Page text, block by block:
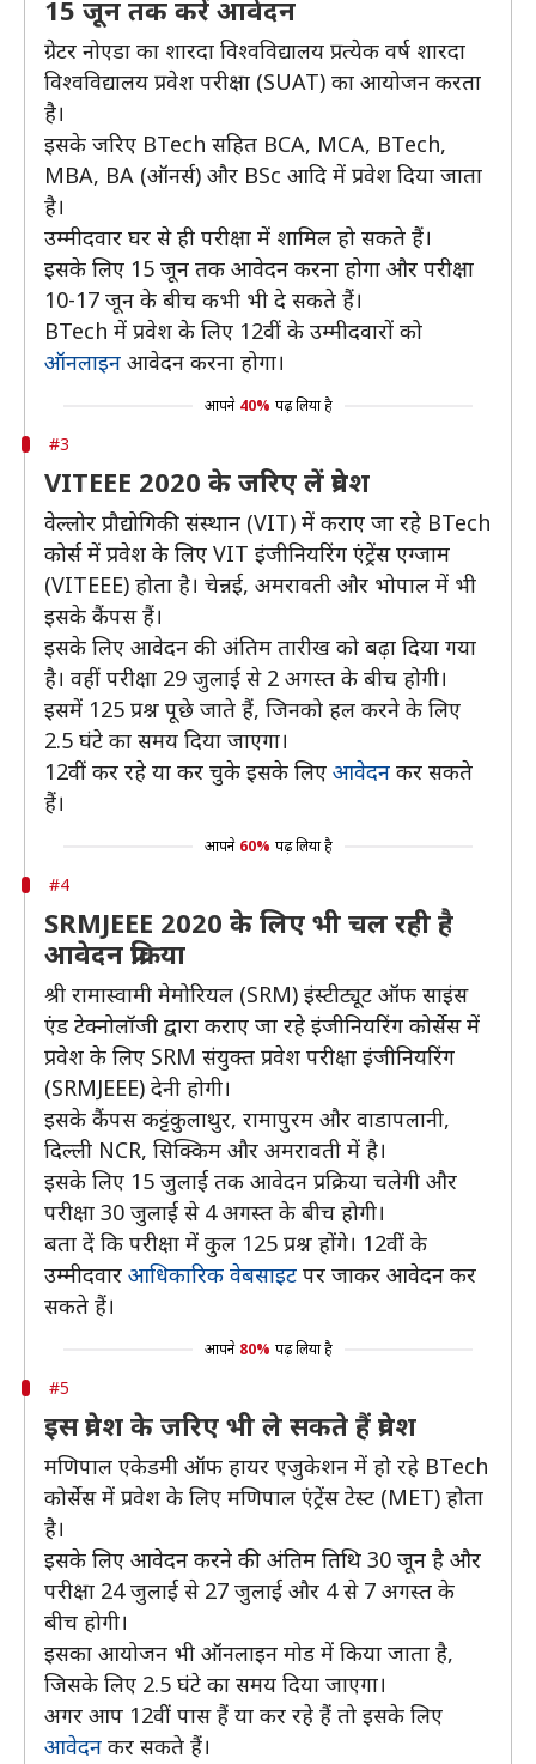
15 जून तक करें आवेदन
ग्रेटर नोएडा का शारदा विश्वविद्यालय प्रत्येक वर्ष शारदा
विश्वविद्यालय प्रवेश परीक्षा (SUAT) का आयोजन करता
है।
इसके जरिए BTech सहित BCA, MCA, BTech,
MBA, BA (ऑनर्स) और BSc आदि में प्रवेश दिया जाता
है।
उम्मीदवार घर से ही परीक्षा में शामिल हो सकते हैं।
इसके लिए 15 जून तक आवेदन करना होगा और परीक्षा
10-17 जून के बीच कभी भी दे सकते हैं।
BTech में प्रवेश के लिए 12वीं के उम्मीदवारों को
ऑनलाइन आवेदन करना होगा।
आपने 40% पढ़ लिया है
#3
VITEEE 2020 के जरिए लें प्रवेश
वेल्लोर प्रौद्योगिकी संस्थान (VIT) में कराए जा रहे BTech
कोर्स में प्रवेश के लिए VIT इंजीनियरिंग एंट्रेंस एग्जाम
(VITEEE) होता है। चेन्नई, अमरावती और भोपाल में भी
इसके कैंपस हैं।
इसके लिए आवेदन की अंतिम तारीख को बढ़ा दिया गया
है। वहीं परीक्षा 29 जुलाई से 2 अगस्त के बीच होगी।
इसमें 125 प्रश्न पूछे जाते हैं, जिनको हल करने के लिए
2.5 घंटे का समय दिया जाएगा।
12वीं कर रहे या कर चुके इसके लिए आवेदन कर सकते
हैं।
आपने 60% पढ़ लिया है
#4
SRMJEEE 2020 के लिए भी चल रही है
आवेदन प्रक्रिया
श्री रामास्वामी मेमोरियल (SRM) इंस्टीट्यूट ऑफ साइंस
एंड टेक्नोलॉजी द्वारा कराए जा रहे इंजीनियरिंग कोर्सेस में
प्रवेश के लिए SRM संयुक्त प्रवेश परीक्षा इंजीनियरिंग
(SRMJEEE) देनी होगी।
इसके कैंपस कट्टंकुलाथुर, रामापुरम और वाडापलानी,
दिल्ली NCR, सिक्किम और अमरावती में है।
इसके लिए 15 जुलाई तक आवेदन प्रक्रिया चलेगी और
परीक्षा 30 जुलाई से 4 अगस्त के बीच होगी।
बता दें कि परीक्षा में कुल 125 प्रश्न होंगे। 12वीं के
उम्मीदवार आधिकारिक वेबसाइट पर जाकर आवेदन कर
सकते हैं।
आपने 80% पढ़ लिया है
#5
इस प्रवेश के जरिए भी ले सकते हैं प्रवेश
मणिपाल एकेडमी ऑफ हायर एजुकेशन में हो रहे BTech
कोर्सेस में प्रवेश के लिए मणिपाल एंट्रेंस टेस्ट (MET) होता
है।
इसके लिए आवेदन करने की अंतिम तिथि 30 जून है और
परीक्षा 24 जुलाई से 27 जुलाई और 4 से 7 अगस्त के
बीच होगी।
इसका आयोजन भी ऑनलाइन मोड में किया जाता है,
जिसके लिए 2.5 घंटे का समय दिया जाएगा।
अगर आप 12वीं पास हैं या कर रहे हैं तो इसके लिए
आवेदन कर सकते हैं।